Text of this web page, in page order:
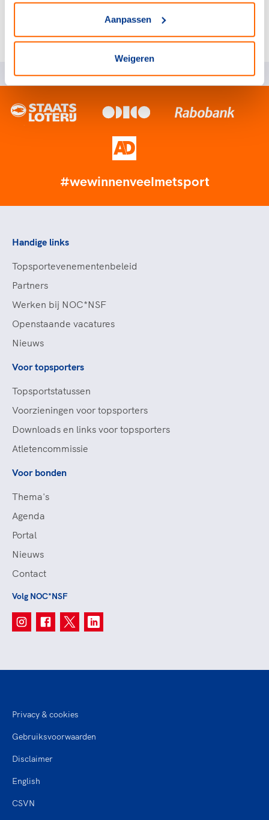
Aanpassen
Weigeren
- Olympisch Oranje, Ton Bijkerk (Tirion Sport, 2008)
- Foto: www.sportgeschiedenis.nl
#wewinnenveelmetsport
Handige links
Topsportevenementenbeleid
Partners
Werken bij NOC*NSF
Openstaande vacatures
Nieuws
Voor topsporters
Topsportstatussen
Voorzieningen voor topsporters
Downloads en links voor topsporters
Atletencommissie
Voor bonden
Thema's
Agenda
Portal
Nieuws
Contact
Volg NOC*NSF
Privacy & cookies
Gebruiksvoorwaarden
Disclaimer
English
CSVN